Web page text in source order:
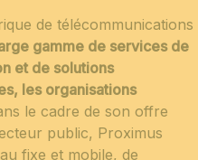
de télécommunications
gamme de services de
et de solutions
les organisations
le cadre de son offre
public, Proximus
fixe et mobile, de